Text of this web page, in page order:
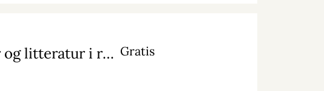
Gråstenskovene: på tur med historier og litteratur i rygsækken Gratis